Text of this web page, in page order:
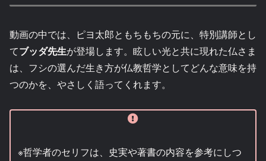
動画の中では、ピヨ太郎ともちもちの元に、特別講師とし
てブッダ先生が登場します。眩しい光と共に現れた仏さま
は、フシの選んだ生き方が仏教哲学としてどんな意味を持
つのかを、やさしく語ってくれます。
※哲学者のセリフは、史実や著書の内容を参考にしつ